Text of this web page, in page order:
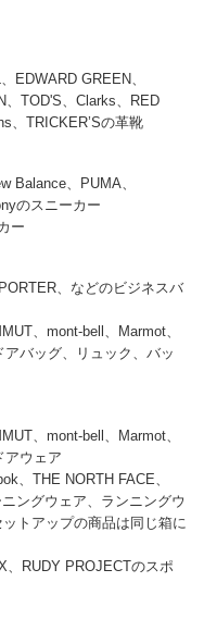
EDWARD GREEN、
、TOD'S、Clarks、RED
、TRICKER’Sの革靴
Balance、PUMA、
のスニーカー
ー
、などのビジネスバ
、mont-bell、Marmot、
バッグ、リュック、バッ
、mont-bell、Marmot、
アウェア
、THE NORTH FACE、
ングウェア、ランニングウ
トアップの商品は同じ箱に
、RUDY PROJECTのスポ